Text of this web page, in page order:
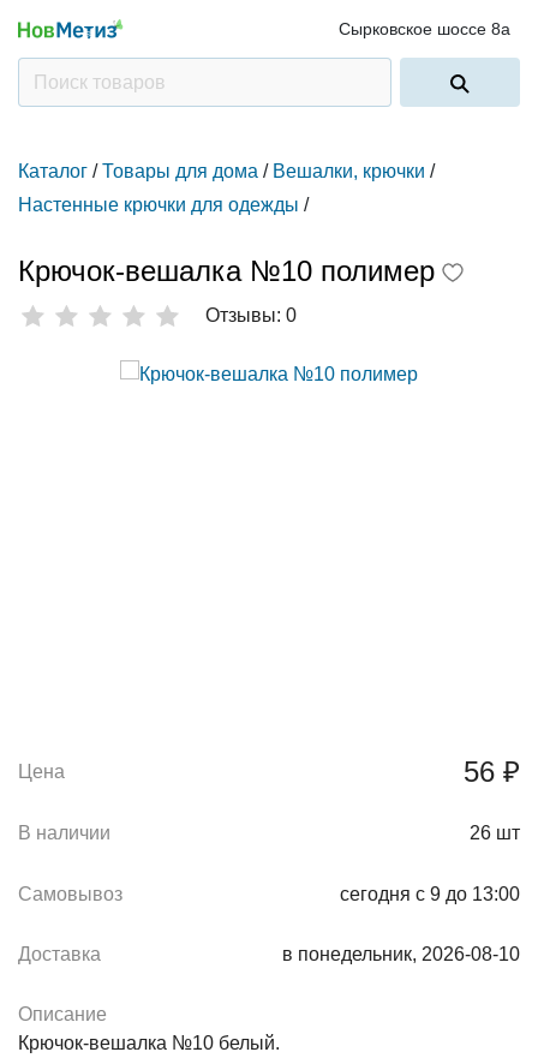
Сырковское шоссе 8а
Каталог / Товары для дома / Вешалки, крючки /
Настенные крючки для одежды /
Крючок-вешалка №10 полимер
Отзывы: 0
Цена 56 ₽
В наличии 26 шт
Самовывоз сегодня с 9 до 13:00
Доставка в понедельник, 2026-08-10
Описание
Крючок-вешалка №10 белый.